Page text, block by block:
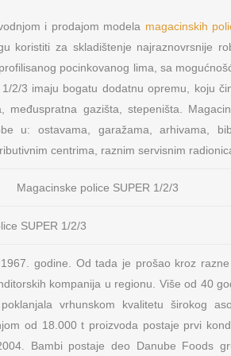
i prodajom modela magacinskih
koristiti za skladištenje najraznovrsnije
pocinkovanog lima, sa
2/3 imaju bogatu dodatnu opremu, koju
međuspratna gazišta, stepeništa.
u: ostavama, garažama, arhivama,
centrima, raznim servisnim
Magacinske police SUPER 1/2/3
godine. Od tada je prošao kroz
kompanija u regionu. Više od 40
vrhunskom kvalitetu širokog
od 18.000 t proizvoda postaje prvi
Bambi postaje deo Danube Foods
Matični broj: 20223782
Tekući račun: 165-9568-53
Sertifikat: ISO 9001:2008
Sertifikat: ISO 14001:2004
Sertifikat: OHSAS 18001